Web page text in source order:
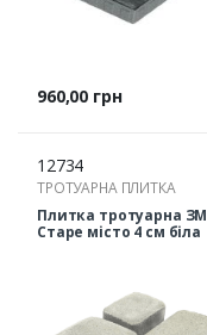
Ціна
960,00 грн
12734
ТРОТУАРНА ПЛИТКА
Плитка тротуарна ЗМ
Старе місто 4 см біла